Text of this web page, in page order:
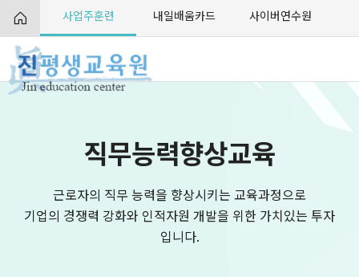
사업주훈련 내일배움카드 사이버연수원
직무능력향상교육
근로자의 직무 능력을 향상시키는 교육과정으로
기업의 경쟁력 강화와 인적자원 개발을 위한 가치있는 투자
입니다.